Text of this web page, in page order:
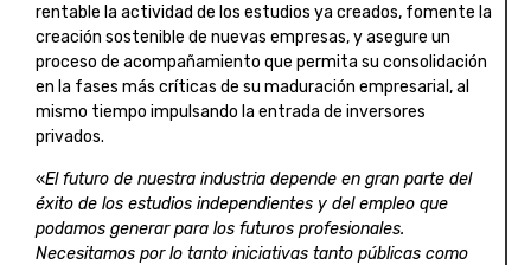
rentable la actividad de los estudios ya creados, fomente la
creación sostenible de nuevas empresas, y asegure un
proceso de acompañamiento que permita su consolidación
en la fases más críticas de su maduración empresarial, al
mismo tiempo impulsando la entrada de inversores
privados.
«El futuro de nuestra industria depende en gran parte del
éxito de los estudios independientes y del empleo que
podamos generar para los futuros profesionales.
Necesitamos por lo tanto iniciativas tanto públicas como